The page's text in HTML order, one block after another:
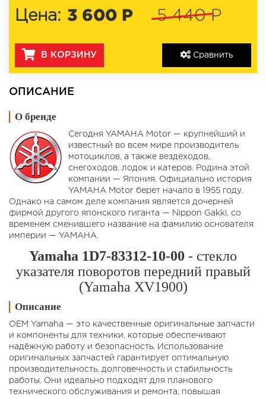
Сравнить
Цена: 3 600 Р 5 440 Р
В КОРЗИНУ
ОПИСАНИЕ
О бренде
Сегодня YAMAHA Motor — крупнейший и
известный во всем мире производитель
мотоциклов, а также вездеходов,
снегоходов, лодок и катеров. Родина этой
компании — Япония. Официально история
YAMAHA Motor берет начало в 1955 году.
Однако на самом деле компания является дочерней
фирмой другого японского гиганта — Nippon Gakki, со
временем сменившего название на фамилию основателя
империи — YAMAHA.
Yamaha 1D7-83312-10-00 - стекло
указателя поворотов передний правый
(Yamaha XV1900)
Описание
OEM Yamaha — это качественные оригинальные запчасти
и компоненты для техники, которые обеспечивают
надёжную работу и безопасность. Использование
оригинальных запчастей гарантирует оптимальную
производительность, долговечность и стабильность
работы. Они идеально подходят для планового
технического обслуживания и ремонта, повышая